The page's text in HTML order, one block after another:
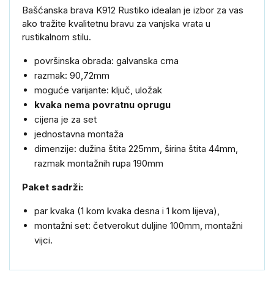
Bašćanska brava K912 Rustiko idealan je izbor za vas
ako tražite kvalitetnu bravu za vanjska vrata u
rustikalnom stilu.
površinska obrada: galvanska crna
razmak: 90,72mm
moguće varijante: ključ, uložak
kvaka nema povratnu oprugu
cijena je za set
jednostavna montaža
dimenzije: dužina štita 225mm, širina štita 44mm,
razmak montažnih rupa 190mm
Paket sadrži:
par kvaka (1 kom kvaka desna i 1 kom lijeva),
montažni set: četverokut duljine 100mm, montažni
vijci.